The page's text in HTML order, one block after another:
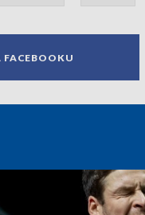
FACEBOOKU